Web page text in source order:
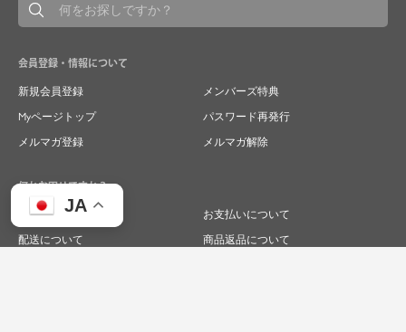
JA
会員登録・情報について
新規会員登録
メンバーズ特典
Myページトップ
パスワード再発行
メルマガ登録
メルマガ解除
何かお困りですか？
ご注文について
お支払いについて
配送について
商品返品について